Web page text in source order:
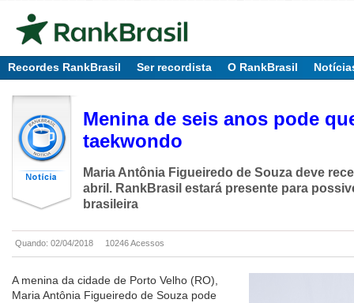
Recordes RankBrasil Ser recordista O RankBrasil
Menina de seis anos pode
taekwondo
Maria Antônia Figueiredo de Souza deve
abril. RankBrasil estará presente para
brasileira
Quando: 02/04/2018 10246 Acessos
A menina da cidade de Porto Velho (RO),
Maria Antônia Figueiredo de Souza pode